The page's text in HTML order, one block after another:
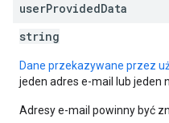
userProvidedData
string
Dane przekazywane przez
jeden adres e-mail lub jeden
Adresy e-mail powinny być